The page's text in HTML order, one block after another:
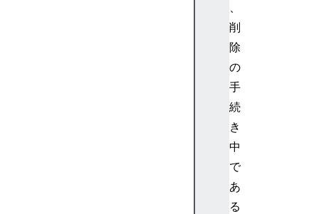
削
除
の
手
続
き
中
で
あ
る